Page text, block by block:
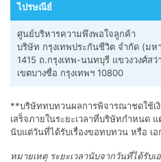
ไปรษณีย์
ศูนย์บริหารความพึงพอใจลูกค้า
บริษัท กรุงเทพประกันชีวิต จำกัด (มห
​1415 ถ.กรุงเทพ-นนทบุรี แขวงวงศ์สว่
​เขตบางซื่อ กรุงเทพฯ 10800
**บริษัททบทวนผลการพิจารณาชดใช้เ
เสร็จภายในระยะเวลาที่บริษัทกำหนด
นับแต่วันที่ได้รับเรื่องขอทบทวน หรือ เ
หมายเหตุ ระยะเวลานับจากวันที่ได้รับ